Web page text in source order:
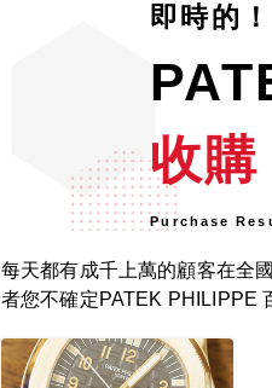
即時的！
收購
Purchase
每天都有成千上萬的顧客在全
者您不確定PATEK PHILIPPE